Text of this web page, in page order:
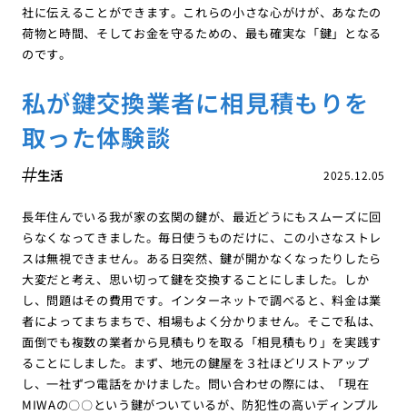
社に伝えることができます。これらの小さな心がけが、あなたの
荷物と時間、そしてお金を守るための、最も確実な「鍵」となる
のです。
私が鍵交換業者に相見積もりを
取った体験談
2025.12.05
生活
長年住んでいる我が家の玄関の鍵が、最近どうにもスムーズに回
らなくなってきました。毎日使うものだけに、この小さなストレ
スは無視できません。ある日突然、鍵が開かなくなったりしたら
大変だと考え、思い切って鍵を交換することにしました。しか
し、問題はその費用です。インターネットで調べると、料金は業
者によってまちまちで、相場もよく分かりません。そこで私は、
面倒でも複数の業者から見積もりを取る「相見積もり」を実践す
ることにしました。まず、地元の鍵屋を３社ほどリストアップ
し、一社ずつ電話をかけました。問い合わせの際には、「現在
MIWAの〇〇という鍵がついているが、防犯性の高いディンプル